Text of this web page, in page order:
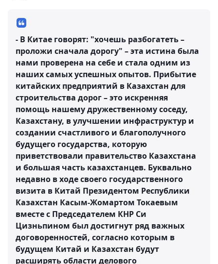
- В Китае говорят: "хочешь разбогатеть –
проложи сначала дорогу" – эта истина была
нами проверена на себе и стала одним из
наших самых успешных опытов. Прибытие
китайских предприятий в Казахстан для
строительства дорог – это искренняя
помощь нашему дружественному соседу,
Казахстану, в улучшении инфраструктур и
создании счастливого и благополучного
будущего государства, которую
приветствовали правительство Казахстана
и большая часть казахстанцев. Буквально
недавно в ходе своего государственного
визита в Китай Президентом Республики
Казахстан Касым-Жомартом Токаевым
вместе с Председателем КНР Си
Цизньпином был достигнут ряд важных
договоренностей, согласно которым в
будущем Китай и Казахстан будут
расширять области делового